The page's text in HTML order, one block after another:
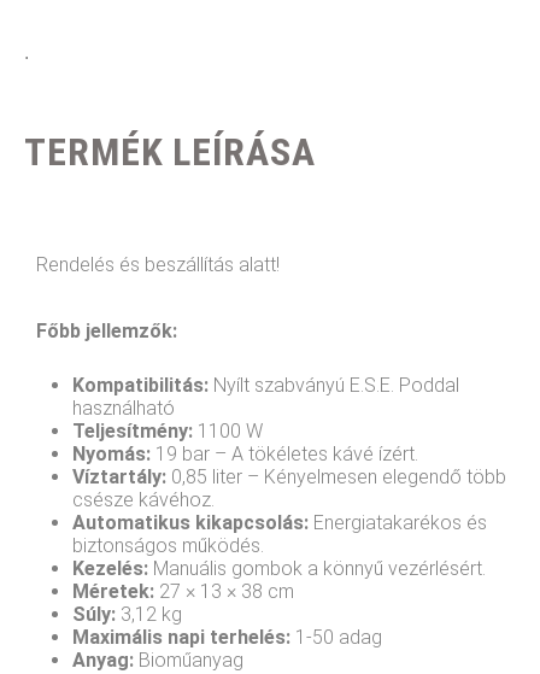
.
TERMÉK LEÍRÁSA
Rendelés és beszállítás alatt!
Főbb jellemzők:
Kompatibilitás: Nyílt szabványú E.S.E. Poddal
használható
Teljesítmény: 1100 W
Nyomás: 19 bar – A tökéletes kávé ízért.
Víztartály: 0,85 liter – Kényelmesen elegendő több
csésze kávéhoz.
Automatikus kikapcsolás: Energiatakarékos és
biztonságos működés.
Kezelés: Manuális gombok a könnyű vezérlésért.
Méretek: 27 × 13 × 38 cm
Súly: 3,12 kg
Maximális napi terhelés: 1-50 adag
Anyag: Bioműanyag